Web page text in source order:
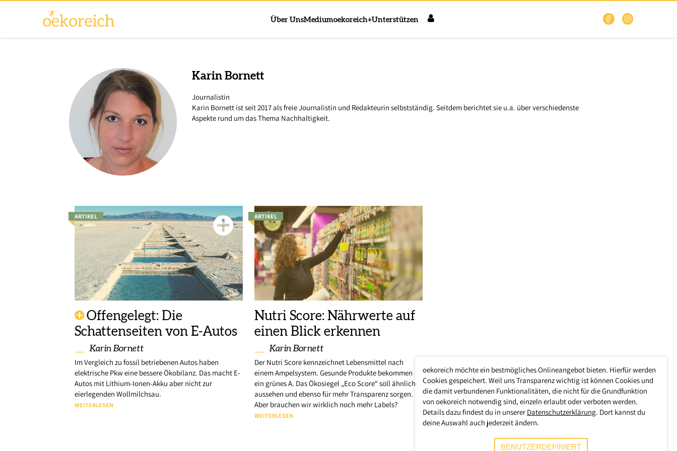
Über UnsMediumoekoreich+Unterstützen
Karin Bornett
Journalistin
Karin Bornett ist seit 2017 als freie Journalistin und Redakteurin selbstständig. Seitdem berichtet sie u.a. über verschiedenste
Aspekte rund um das Thema Nachhaltigkeit.
ARTIKEL
Offengelegt: Die
Schattenseiten von E-Autos
Karin Bornett
Im Vergleich zu fossil betriebenen Autos haben
elektrische Pkw eine bessere Ökobilanz. Das macht E-
Autos mit Lithium-Ionen-Akku aber nicht zur
eierlegenden Wollmilchsau.
WEITERLESEN
ARTIKEL
Nutri Score: Nährwerte auf
einen Blick erkennen
Karin Bornett
Der Nutri Score kennzeichnet Lebensmittel nach
einem Ampelsystem. Gesunde Produkte bekommen
ein grünes A. Das Ökosiegel „Eco Score“ soll ähnlich
aussehen und ebenso für mehr Transparenz sorgen.
Aber brauchen wir wirklich noch mehr Labels?
WEITERLESEN
oekoreich möchte ein bestmögliches Onlineangebot bieten. Hierfür werden
Cookies gespeichert. Weil uns Transparenz wichtig ist können Cookies und
die damit verbundenen Funktionalitäten, die nicht für die Grundfunktion
von oekoreich notwendig sind, einzeln erlaubt oder verboten werden.
Details dazu findest du in unserer Datenschutzerklärung. Dort kannst du
deine Auswahl auch jederzeit ändern.
BENUTZERDEFINIERT